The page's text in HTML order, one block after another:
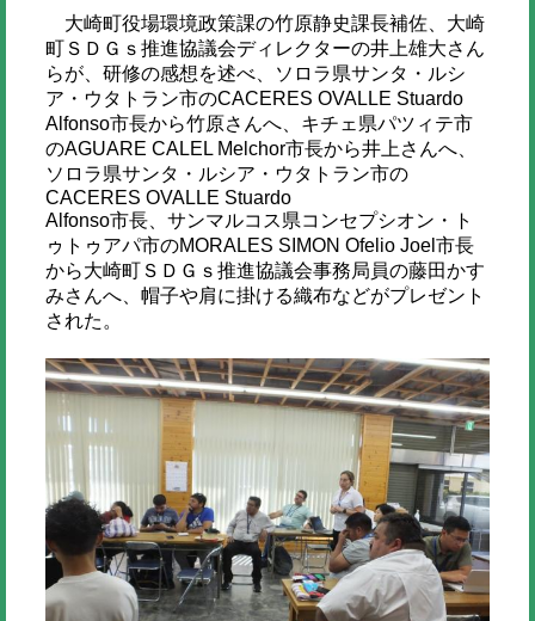
大崎町役場環境政策課の竹原静史課長補佐、大崎
町ＳＤＧｓ推進協議会ディレクターの井上雄大さん
らが、研修の感想を述べ、ソロラ県サンタ・ルシ
ア・ウタトラン市のCACERES OVALLE Stuardo
Alfonso市長から竹原さんへ、キチェ県パツィテ市
のAGUARE CALEL Melchor市長から井上さんへ、
ソロラ県サンタ・ルシア・ウタトラン市の
CACERES OVALLE Stuardo
Alfonso市長、サンマルコス県コンセプシオン・ト
ゥトゥアパ市のMORALES SIMON Ofelio Joel市長
から大崎町ＳＤＧｓ推進協議会事務局員の藤田かす
みさんへ、帽子や肩に掛ける織布などがプレゼント
された。